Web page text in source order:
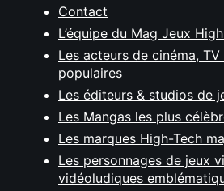
Contact
L’équipe du Mag Jeux
Les acteurs de cinéma,
populaires
Les éditeurs & studios de
Les Mangas les plus
Les marques High-Tech
Les personnages de jeux
vidéoludiques